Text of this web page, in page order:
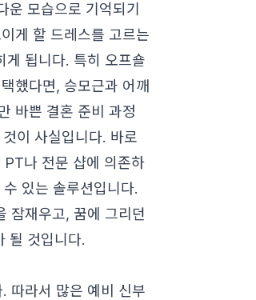
모습으로 기억되기
게 할 드레스를 고르는
됩니다. 특히 오프숄
했다면, 승모근과 어깨
바쁜 결혼 준비 과정
이 사실입니다. 바로
나 전문 샵에 의존하
있는 솔루션입니다.
잠재우고, 꿈에 그리던
될 것입니다.
따라서 많은 예비 신부